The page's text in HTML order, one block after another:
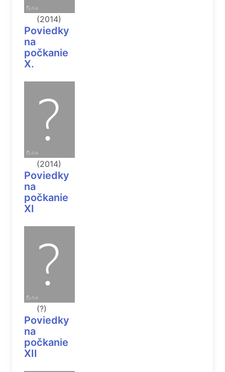
(2014)
Poviedky
na
počkanie
X.
(2014)
Poviedky
na
počkanie
XI
(?)
Poviedky
na
počkanie
XII